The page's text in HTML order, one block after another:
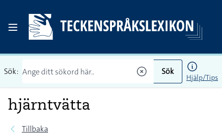
Sök: Sök
Hjälp/Tips
hjärntvätta
Tillbaka